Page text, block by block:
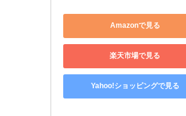
Amazonで見る
楽天市場で見る
Yahoo!ショッピングで見る